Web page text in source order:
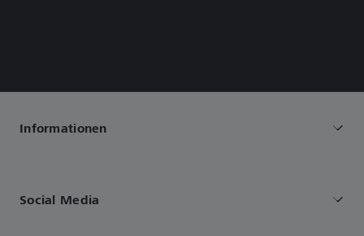
Informationen
Social Media